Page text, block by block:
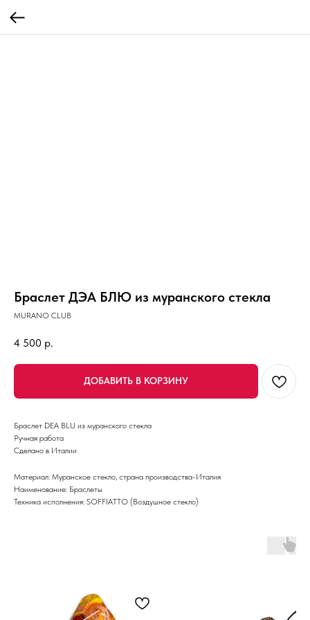
Браслет ДЭА БЛЮ из муранского стекла
MURANO CLUB
4 500 р.
ДОБАВИТЬ В КОРЗИНУ
Браслет DEA BLU из муранского стекла
Ручная работа
Сделано в Италии
Материал: Муранское стекло, страна производства-Италия
Наименование: Браслеты
Техника исполнения: SOFFIATTO (Воздушное стекло)